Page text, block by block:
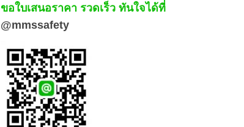
ขอใบเสนอราคา รวดเร็ว ทันใจได้ที่
@mmssafety